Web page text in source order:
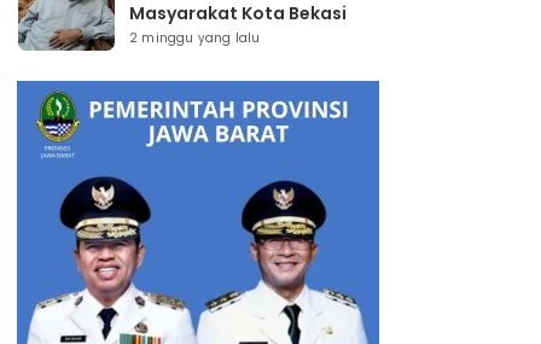
Masyarakat Kota Bekasi
2 minggu yang lalu